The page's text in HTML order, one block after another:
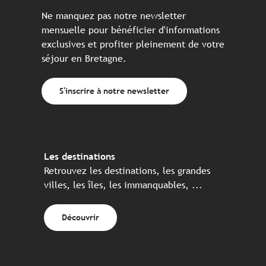
Ne manquez pas notre newsletter
mensuelle pour bénéficier d'informations
exclusives et profiter pleinement de votre
séjour en Bretagne.
S'inscrire à notre newsletter
Les destinations
Retrouvez les destinations, les grandes
villes, les îles, les immanquables, ...
Découvrir